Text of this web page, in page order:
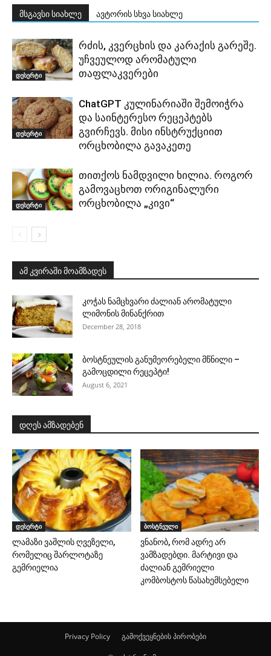
მსგავსი სიახლე ავტორის სხვა სიახლე
დესერტი
რძის, კვერცხის და კარაქის გარეშე.
უჩვეულოდ არომატული
თაფლაკვერები
დესერტი
ChatGPT კულინარიაში შემოიჭრა
და საინტერესო რეცეპტებს
გვირჩევს. მისი ინსტრუქციით
ორცხობილა გავაკეთე
დესერტი
თითქოს ნამდვილი ხილია. როგორ
გამოვაცხოთ ორიგინალური
ორცხობილა „კივი“
ამ კვირაში მოამზადეს
კოჭას ნამცხვარი ძალიან არომატული
ლიმონის მინანქრით
December 28, 2018
ბოსტნეულის განუმეორებელი მწნილი –
გამოცდილი რეცეპტი!
August 6, 2021
დღეს ამზადებენ
დესერტი
ლამაზი ვაშლის ღვეზელი,
რომელიც შარლოტაზე
გემრიელია
ბოსტნეული
ვნანობ, რომ ადრე არ
ვამზადებდი. მარტივი და
ძალიან გემრიელი
კომბოსტოს წასახემსებელი
Privacy Policy გამოქვეყნების პირობები